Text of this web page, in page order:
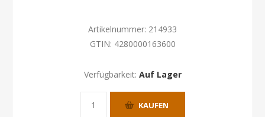
Artikelnummer: 214933
GTIN: 4280000163600
Verfügbarkeit: Auf Lager
KAUFEN